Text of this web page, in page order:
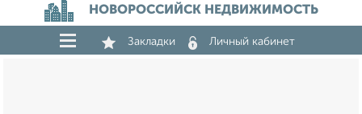
НОВОРОССИЙСК НЕДВИЖИМОСТЬ
Закладки Личный кабинет